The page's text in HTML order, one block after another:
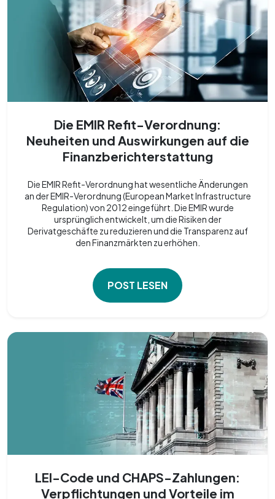
Die EMIR Refit-Verordnung:
Neuheiten und Auswirkungen auf die
Finanzberichterstattung
Die EMIR Refit-Verordnung hat wesentliche Änderungen
an der EMIR-Verordnung (European Market Infrastructure
Regulation) von 2012 eingeführt. Die EMIR wurde
ursprünglich entwickelt, um die Risiken der
Derivatgeschäfte zu reduzieren und die Transparenz auf
den Finanzmärkten zu erhöhen.
POST LESEN
LEI-Code und CHAPS-Zahlungen:
Verpflichtungen und Vorteile im